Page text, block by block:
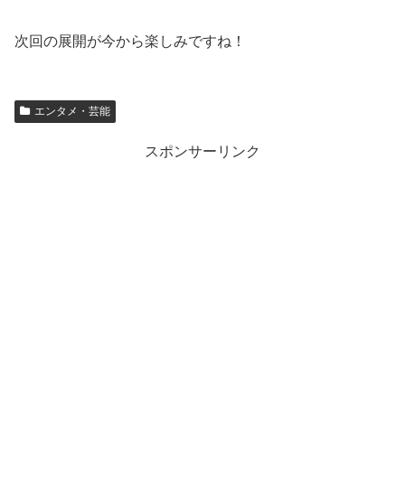
次回の展開が今から楽しみですね！
エンタメ・芸能
スポンサーリンク